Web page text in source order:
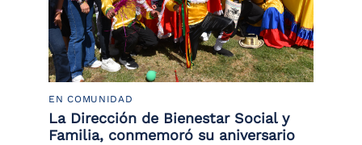
EN COMUNIDAD
La Dirección de Bienestar Social y
Familia, conmemoró su aniversario